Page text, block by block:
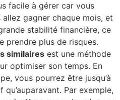
facile à gérer car vous
gagner chaque mois, et
stabilité financière, ce
prendre plus de risques.
similaires est une méthode
optimiser son temps. En
vous pourrez être jusqu’à
Par exemple,